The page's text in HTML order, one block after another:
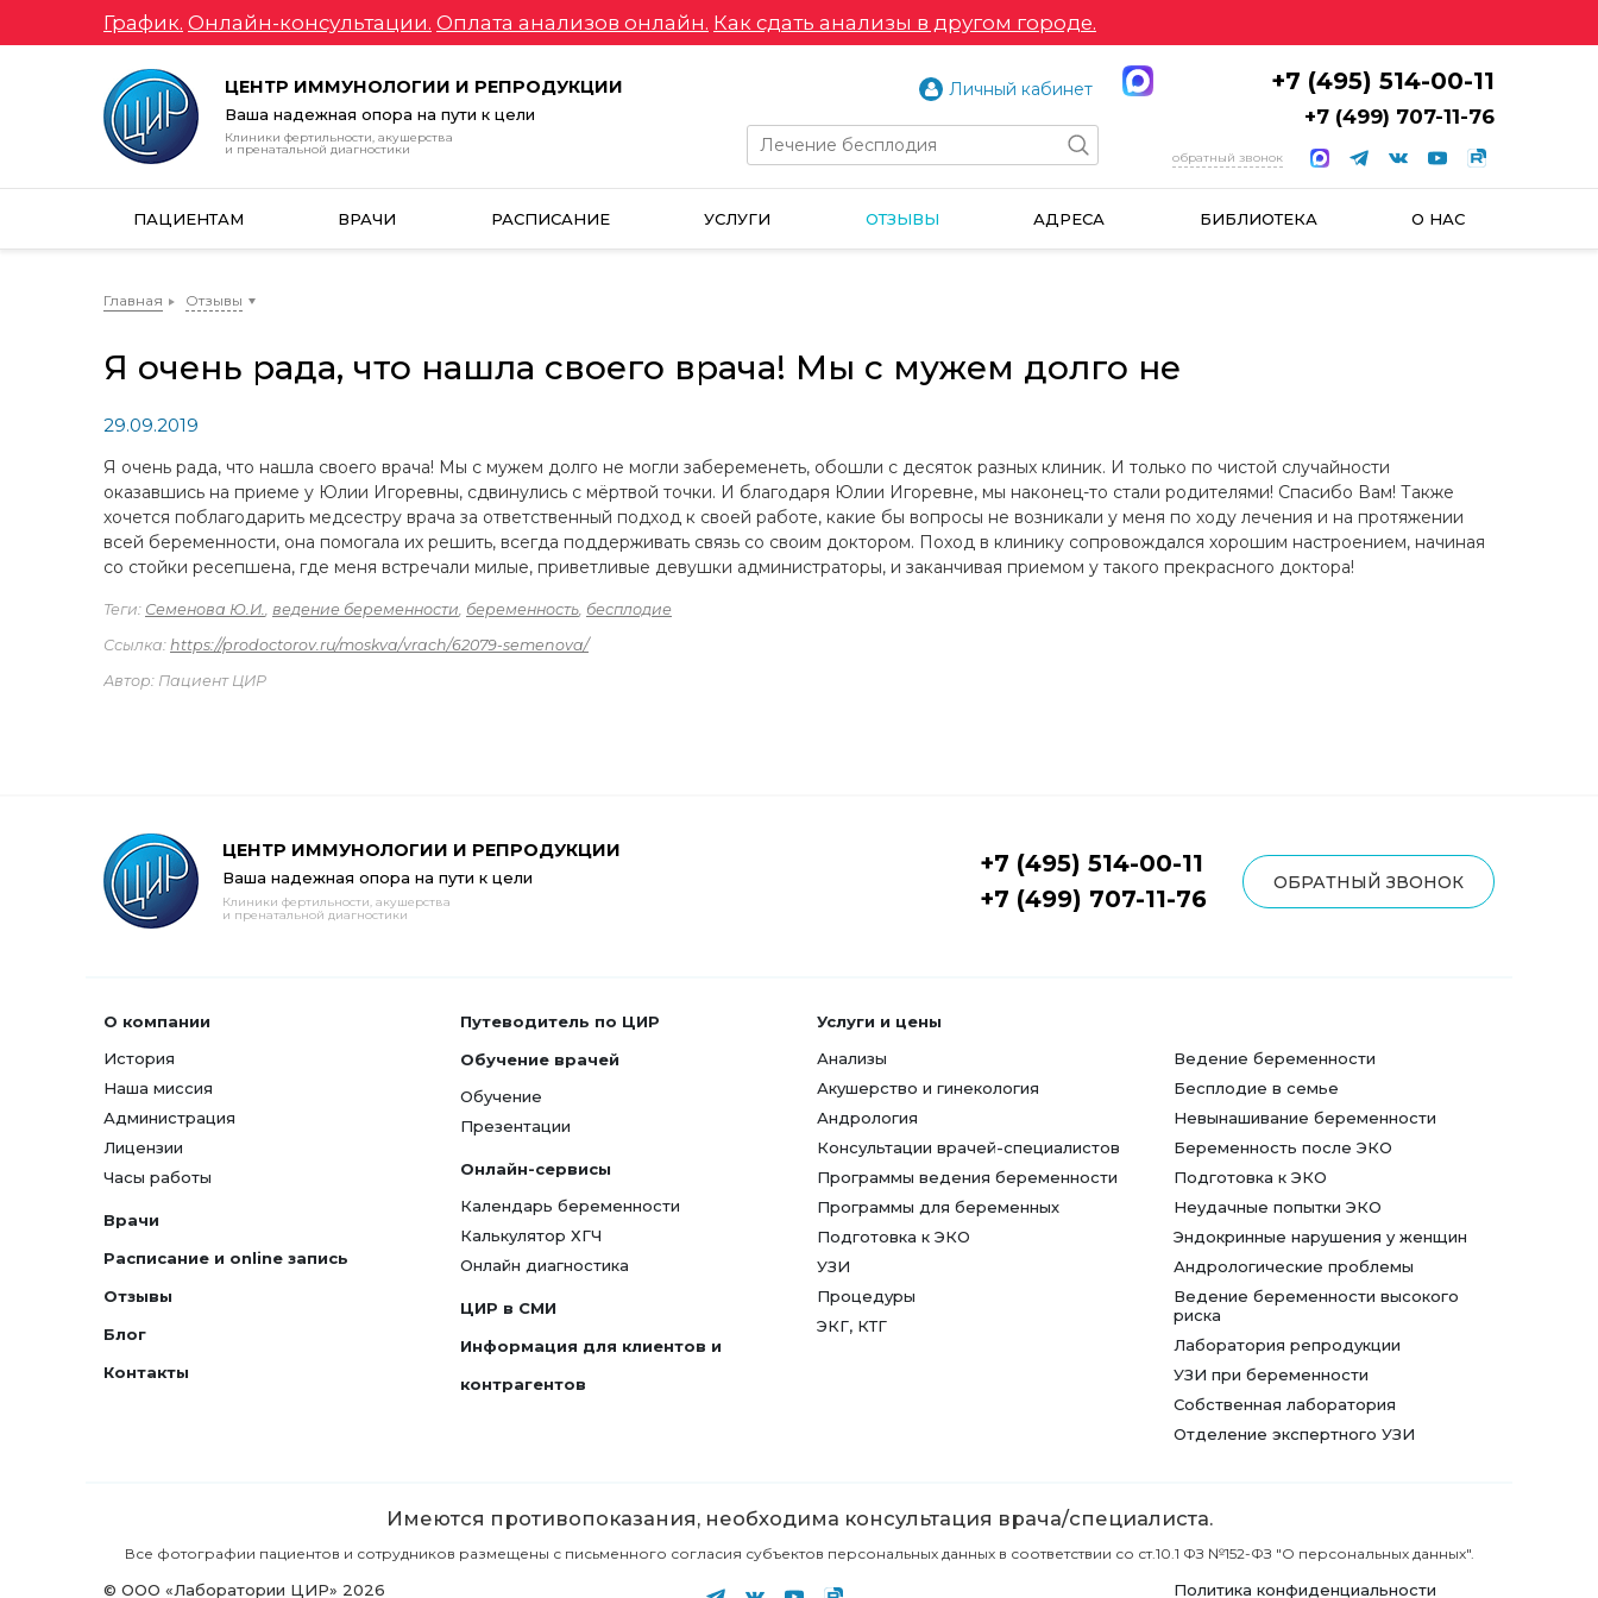
График. Онлайн-консультации. Оплата анализов онлайн. Как сдать анализы в другом городе.
ЦЕНТР ИММУНОЛОГИИ И РЕПРОДУКЦИИ
Ваша надежная опора на пути к цели
Клиники фертильности, акушерства
и пренатальной диагностики
Личный кабинет +7 (495) 514-00-11
+7 (499) 707-11-76
обратный звонок
ПАЦИЕНТАМ ВРАЧИ РАСПИСАНИЕ УСЛУГИ ОТЗЫВЫ АДРЕСА БИБЛИОТЕКА О НАС
Главная Отзывы
Я очень рада, что нашла своего врача! Мы с мужем долго не
29.09.2019
Я очень рада, что нашла своего врача! Мы с мужем долго не могли забеременеть, обошли с десяток разных клиник. И только по чистой случайности
оказавшись на приеме у Юлии Игоревны, сдвинулись с мёртвой точки. И благодаря Юлии Игоревне, мы наконец-то стали родителями! Спасибо Вам! Также
хочется поблагодарить медсестру врача за ответственный подход к своей работе, какие бы вопросы не возникали у меня по ходу лечения и на протяжении
всей беременности, она помогала их решить, всегда поддерживать связь со своим доктором. Поход в клинику сопровождался хорошим настроением, начиная
со стойки ресепшена, где меня встречали милые, приветливые девушки администраторы, и заканчивая приемом у такого прекрасного доктора!
Теги: Семенова Ю.И., ведение беременности, беременность, бесплодие
Ссылка: https://prodoctorov.ru/moskva/vrach/62079-semenova/
Автор: Пациент ЦИР
ЦЕНТР ИММУНОЛОГИИ И РЕПРОДУКЦИИ
Ваша надежная опора на пути к цели
Клиники фертильности, акушерства
и пренатальной диагностики
+7 (495) 514-00-11
+7 (499) 707-11-76
ОБРАТНЫЙ ЗВОНОК
О компании
История
Наша миссия
Администрация
Лицензии
Часы работы
Врачи
Расписание и online запись
Отзывы
Блог
Контакты
Путеводитель по ЦИР
Обучение врачей
Обучение
Презентации
Онлайн-сервисы
Календарь беременности
Калькулятор ХГЧ
Онлайн диагностика
ЦИР в СМИ
Информация для клиентов и
контрагентов
Услуги и цены
Анализы
Акушерство и гинекология
Андрология
Консультации врачей-специалистов
Программы ведения беременности
Программы для беременных
Подготовка к ЭКО
УЗИ
Процедуры
ЭКГ, КТГ
Ведение беременности
Бесплодие в семье
Невынашивание беременности
Беременность после ЭКО
Подготовка к ЭКО
Неудачные попытки ЭКО
Эндокринные нарушения у женщин
Андрологические проблемы
Ведение беременности высокого
риска
Лаборатория репродукции
УЗИ при беременности
Собственная лаборатория
Отделение экспертного УЗИ
Имеются противопоказания, необходима консультация врача/специалиста.
Все фотографии пациентов и сотрудников размещены с письменного согласия субъектов персональных данных в соответствии со ст.10.1 ФЗ №152-ФЗ "О персональных данных".
© ООО «Лаборатории ЦИР» 2026 Политика конфиденциальности